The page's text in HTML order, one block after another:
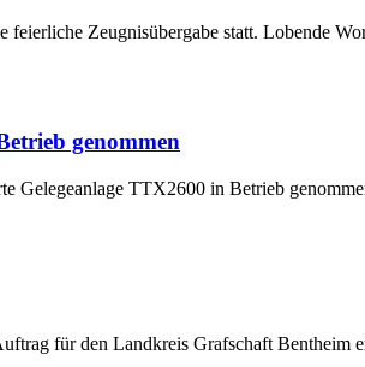
Zeugnisübergabe statt. Lobende
genommen
Gelegeanlage TTX2600 in Betrieb
für den Landkreis Grafschaft Bentheim